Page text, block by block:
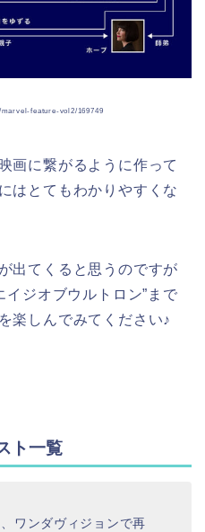
feature-vol2/169749
画に繋がるように作って
はとてもわかりやすくな
出てくると思うのですが
イジオブウルトロン”まで
楽しんでみてください♪
ト一覧
ワンダヴィジョンで再